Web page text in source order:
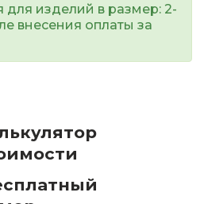
для изделий в размер: 2-
внесения оплаты за